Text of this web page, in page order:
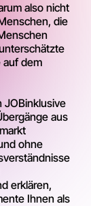
also nicht
die
auf dem
JOBinklusive
aus
ohne
erklären,
Ihnen als